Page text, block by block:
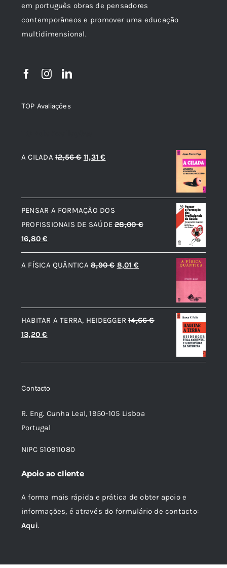
em português obras de pensadores
contemporâneos e promover uma educação
multidimensional.
TOP Avaliações
A CILADA 12,56€ O
era:
12,56 €.
11,31€
é:
11,31 €.
PENSAR A FORMAÇÃO DOS
PROFISSIONAIS DE SAÚDE 28,00€
O
preço
original
16,80€
preço
atual
A FÍSICA QUÂNTICA 8,90€ O
era:
8,90 €.
8,01 €
é:
8,01 €.
HABITAR A TERRA, HEIDEGGER 14,66€
O
original
14,66 €.
13,20€
atual
13,20 €.
Contacto
R. Eng. Cunha Leal, 1950-105 Lisboa
Portugal
NIPC 510911080
Apoio ao cliente
A forma mais rápida e prática de obter apoio e
informações, é através do formulário de contacto:
Aqui.